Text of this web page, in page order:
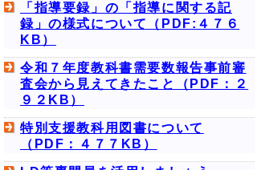
「指導要録」の「指導に関する記
録」の様式について（PDF:４７６
KB）
令和７年度教科書需要数報告事前審
査会から見えてきたこと（PDF：２
９２KB）
特別支援教科用図書について
（PDF：４７７KB）